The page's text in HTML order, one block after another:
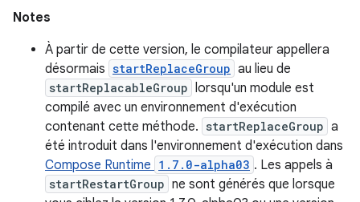
Notes
À partir de cette version, le compilateur appellera
désormais startReplaceGroup au lieu de
startReplacableGroup lorsqu'un module est
compilé avec un environnement d'exécution
contenant cette méthode. startReplaceGroup a
été introduit dans l'environnement d'exécution dans
Compose Runtime 1.7.0-alpha03 . Les appels à
startRestartGroup ne sont générés que lorsque